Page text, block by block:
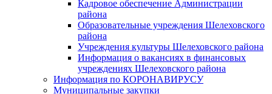
Кадровое обеспечение Администрации
района
Образовательные учреждения Шелеховского
района
Учреждения культуры Шелеховского района
Информация о вакансиях в финансовых
учреждениях Шелеховского района
Информация по КОРОНАВИРУСУ
Муниципальные закупки